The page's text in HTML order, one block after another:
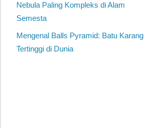
Nebula Paling Kompleks di Alam
Semesta
Mengenal Balls Pyramid: Batu Karang
Tertinggi di Dunia